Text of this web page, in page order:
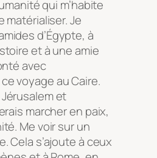
qui m’habite
matérialiser. Je
d’Égypte, à
et à une amie
avec
voyage au Caire.
et
marcher en paix,
Me voir sur un
Cela s’ajoute à ceux